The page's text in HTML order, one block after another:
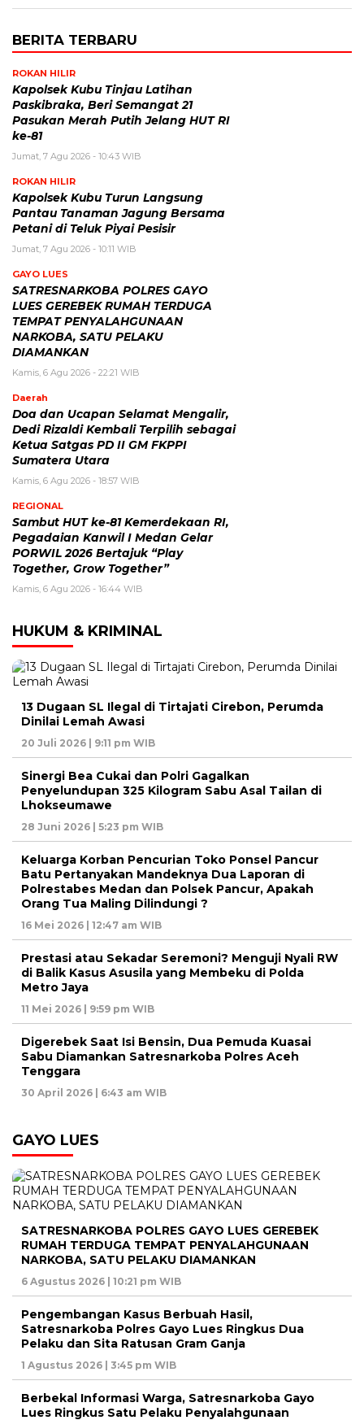
BERITA TERBARU
ROKAN HILIR
Kapolsek Kubu Tinjau Latihan
Paskibraka, Beri Semangat 21
Pasukan Merah Putih Jelang HUT RI
ke-81
Jumat, 7 Agu 2026 - 10:43 WIB
ROKAN HILIR
Kapolsek Kubu Turun Langsung
Pantau Tanaman Jagung Bersama
Petani di Teluk Piyai Pesisir
Jumat, 7 Agu 2026 - 10:11 WIB
GAYO LUES
SATRESNARKOBA POLRES GAYO
LUES GEREBEK RUMAH TERDUGA
TEMPAT PENYALAHGUNAAN
NARKOBA, SATU PELAKU
DIAMANKAN
Kamis, 6 Agu 2026 - 22:21 WIB
Daerah
Doa dan Ucapan Selamat Mengalir,
Dedi Rizaldi Kembali Terpilih sebagai
Ketua Satgas PD II GM FKPPI
Sumatera Utara
Kamis, 6 Agu 2026 - 18:57 WIB
REGIONAL
Sambut HUT ke-81 Kemerdekaan RI,
Pegadaian Kanwil I Medan Gelar
PORWIL 2026 Bertajuk “Play
Together, Grow Together”
Kamis, 6 Agu 2026 - 16:44 WIB
HUKUM & KRIMINAL
13 Dugaan SL Ilegal di Tirtajati Cirebon, Perumda
Dinilai Lemah Awasi
20 Juli 2026 | 9:11 pm WIB
Sinergi Bea Cukai dan Polri Gagalkan
Penyelundupan 325 Kilogram Sabu Asal Tailan di
Lhokseumawe
28 Juni 2026 | 5:23 pm WIB
Keluarga Korban Pencurian Toko Ponsel Pancur
Batu Pertanyakan Mandeknya Dua Laporan di
Polrestabes Medan dan Polsek Pancur, Apakah
Orang Tua Maling Dilindungi ?
16 Mei 2026 | 12:47 am WIB
Prestasi atau Sekadar Seremoni? Menguji Nyali RW
di Balik Kasus Asusila yang Membeku di Polda
Metro Jaya
11 Mei 2026 | 9:59 pm WIB
Digerebek Saat Isi Bensin, Dua Pemuda Kuasai
Sabu Diamankan Satresnarkoba Polres Aceh
Tenggara
30 April 2026 | 6:43 am WIB
GAYO LUES
SATRESNARKOBA POLRES GAYO LUES GEREBEK
RUMAH TERDUGA TEMPAT PENYALAHGUNAAN
NARKOBA, SATU PELAKU DIAMANKAN
6 Agustus 2026 | 10:21 pm WIB
Pengembangan Kasus Berbuah Hasil,
Satresnarkoba Polres Gayo Lues Ringkus Dua
Pelaku dan Sita Ratusan Gram Ganja
1 Agustus 2026 | 3:45 pm WIB
Berbekal Informasi Warga, Satresnarkoba Gayo
Lues Ringkus Satu Pelaku Penyalahgunaan